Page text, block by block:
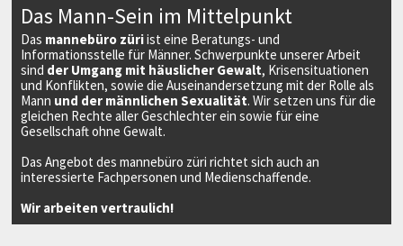
Das Mann-Sein im Mittelpunkt
Das mannebüro züriist eine Beratungs- und
Informationsstelle für Männer. Schwerpunkte unserer Arbeit
sind der Umgang mit häuslicher Gewalt, Krisensituationen
und Konflikten, sowie die Auseinandersetzung mit der Rolle als
Mann und der männlichen Sexualität. Wir setzen uns für die
gleichen Rechte aller Geschlechter ein sowie für eine
Gesellschaft ohne Gewalt.
Das Angebot des mannebüro züri richtet sich auch an
interessierte Fachpersonen und Medienschaffende.
Wir arbeiten vertraulich!